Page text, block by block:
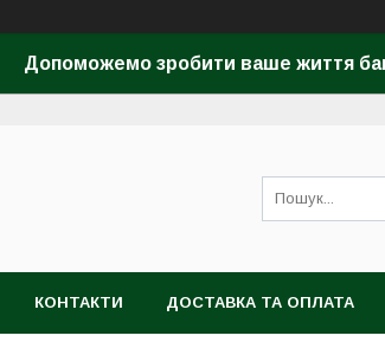
Допоможемо зробити ваше життя
КОНТАКТИ ДОСТАВКА ТА ОПЛАТА